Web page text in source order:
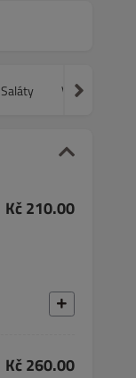
Saláty
Kč 210.00
Kč 260.00